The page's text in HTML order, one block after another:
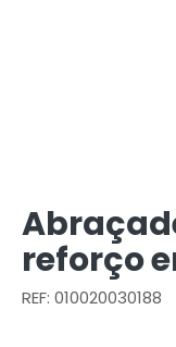
reforço
REF: 010020030188